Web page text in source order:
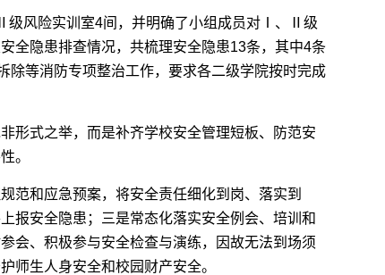
级风险实训室4间，并明确了小组成员对Ⅰ、Ⅱ级
全隐患排查情况，共梳理安全隐患13条，其中4条
除等消防专项整治工作，要求各二级学院按时完成
形式之举，而是补齐学校安全管理短板、防范安
。
范和应急预案，将安全责任细化到岗、落实到
报安全隐患；三是常态化落实安全例会、培训和
会、积极参与安全检查与演练，因故无法到场须
师生人身安全和校园财产安全。